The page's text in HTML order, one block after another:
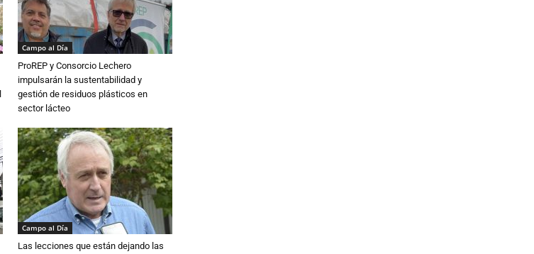
Campo al Día
ProREP y Consorcio Lechero
impulsarán la sustentabilidad y
gestión de residuos plásticos en
sector lácteo
Campo al Día
Las lecciones que están dejando las